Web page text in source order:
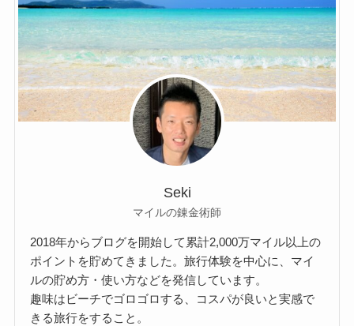
Seki
マイルの錬金術師
2018年からブログを開始して累計2,000万マイル以上の
ポイントを貯めてきました。旅行体験を中心に、マイ
ルの貯め方・使い方などを発信しています。
趣味はビーチでゴロゴロする、コスパが良いと実感で
きる旅行をすること。